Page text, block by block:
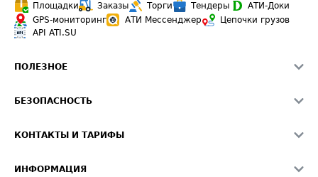
Площадки
Заказы Торги Тендеры
АТИ-Доки
GPS-мониторинг
АТИ Мессенджер
Цепочки грузов
API ATI.SU
ПОЛЕЗНОЕ
Звезды ATI.SU на вашем сайте
Средние ставки
БЕЗОПАСНОСТЬ
Светофор+
КОНТАКТЫ И ТАРИФЫ
ИНФОРМАЦИЯ